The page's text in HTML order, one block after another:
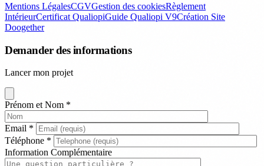
Mentions LégalesCGVGestion des cookiesRèglement
IntérieurCertificat QualiopiGuide Qualiopi V9Création Site
Doogether
Demander des informations
Lancer mon projet
Prénom et Nom *
Email *
Téléphone *
Information Complémentaire